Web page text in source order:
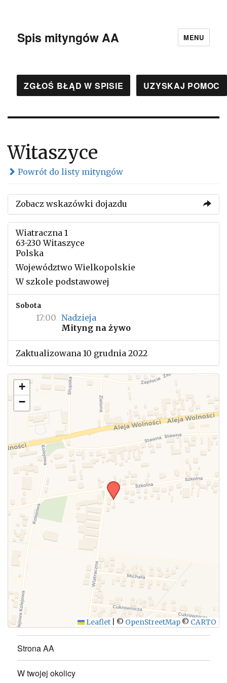
Spis mityngów AA MENU
ZGŁOŚ BŁĄD W SPISIE UZYSKAJ POMOC
Witaszyce
Powrót do listy mityngów
Zobacz wskazówki dojazdu
Wiatraczna 1
63-230 Witaszyce
Polska
Województwo Wielkopolskie
W szkole podstawowej
Sobota
17:00 Nadzieja
Mityng na żywo
Zaktualizowana 10 grudnia 2022
+
−
Leaflet © OpenStreetMap © CARTO
Strona AA
W twojej okolicy